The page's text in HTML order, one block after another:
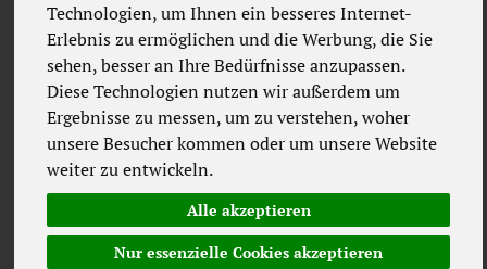
Technologien, um Ihnen ein besseres Internet-
Erlebnis zu ermöglichen und die Werbung, die Sie
sehen, besser an Ihre Bedürfnisse anzupassen.
Diese Technologien nutzen wir außerdem um
Ergebnisse zu messen, um zu verstehen, woher
unsere Besucher kommen oder um unsere Website
weiter zu entwickeln.
Alle akzeptieren
Nur essenzielle Cookies akzeptieren
Allergene Merkmale